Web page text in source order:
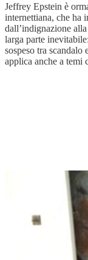
Jeffrey Epstein è
internettiana, che ha
dall’indignazione
larga parte
sospeso tra
applica anche a temi